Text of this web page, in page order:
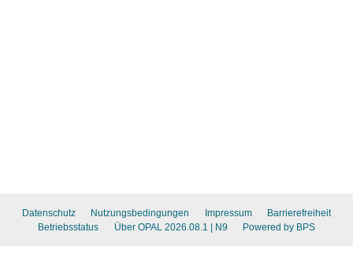
Datenschutz Nutzungsbedingungen Impressum
Barrierefreiheit
Betriebsstatus
Über OPAL 2026.08.1 | N9 Powered by BPS